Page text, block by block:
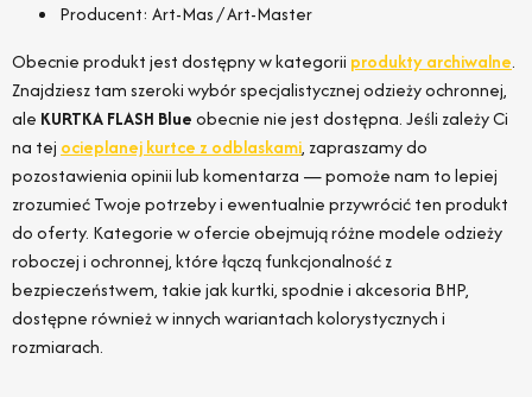
Producent: Art-Mas / Art-Master
Obecnie produkt jest dostępny w kategorii produkty archiwalne.
Znajdziesz tam szeroki wybór specjalistycznej odzieży ochronnej,
ale KURTKA FLASH Blueobecnie nie jest dostępna. Jeśli zależy Ci
na tej ocieplanej kurtce z odblaskami, zapraszamy do
pozostawienia opinii lub komentarza — pomoże nam to lepiej
zrozumieć Twoje potrzeby i ewentualnie przywrócić ten produkt
do oferty. Kategorie w ofercie obejmują różne modele odzieży
roboczej i ochronnej, które łączą funkcjonalność z
bezpieczeństwem, takie jak kurtki, spodnie i akcesoria BHP,
dostępne również w innych wariantach kolorystycznych i
rozmiarach.